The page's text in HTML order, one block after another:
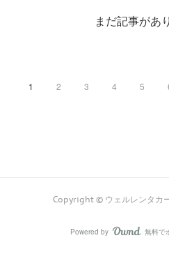
まだ記事があ
1 2 3 4 5
Copyright © ウェルレンタカ
Powered by 無料で